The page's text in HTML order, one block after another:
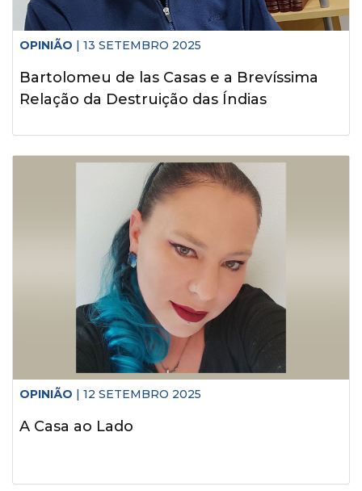
OPINIÃO | 13 SETEMBRO 2025
Bartolomeu de las Casas e a Brevíssima
Relação da Destruição das Índias
OPINIÃO | 12 SETEMBRO 2025
A Casa ao Lado